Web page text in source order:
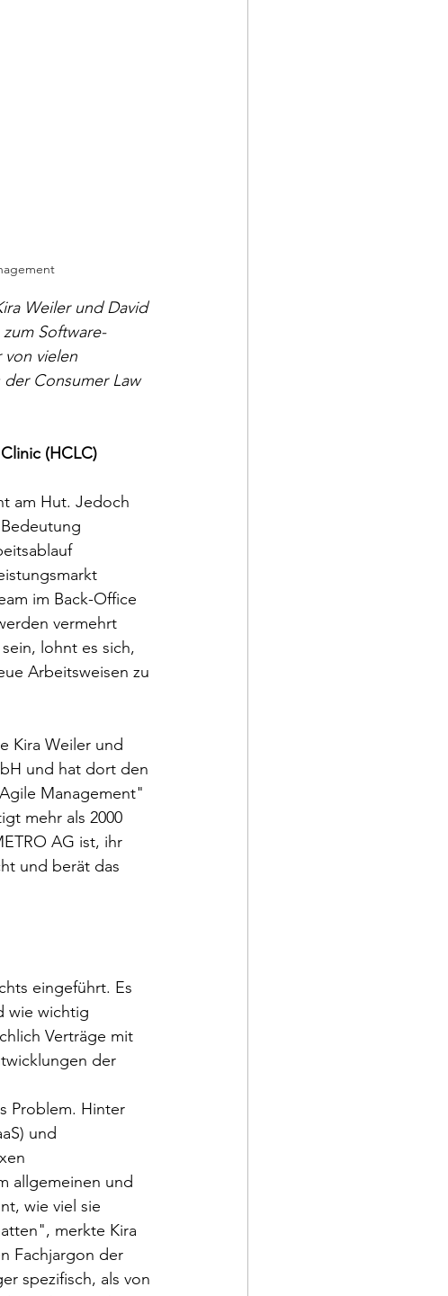
Weiler und David
Software-
vielen
der Consumer Law
(HCLC)
am Hut. Jedoch
im Back-Office
vermehrt
lohnt es sich,
Arbeitsweisen zu
Kira Weiler und
und hat dort den
Management"
mehr als 2000
AG ist, ihr
und berät das
eingeführt. Es
wie wichtig
Verträge mit
der
Problem. Hinter
und
allgemeinen und
wie viel sie
merkte Kira
Fachjargon der
spezifisch, als von